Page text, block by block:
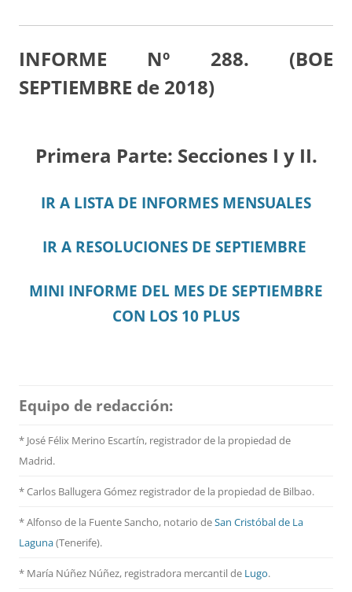
INFORME Nº 288. (BOE
SEPTIEMBRE de 2018)
Primera Parte: Secciones I y II.
IR A LISTA DE INFORMES MENSUALES
IR A RESOLUCIONES DE SEPTIEMBRE
MINI INFORME DEL MES DE SEPTIEMBRE
CON LOS 10 PLUS
Equipo de redacción:
* José Félix Merino Escartín, registrador de la propiedad de
Madrid.
* Carlos Ballugera Gómez registrador de la propiedad de Bilbao.
* Alfonso de la Fuente Sancho, notario deSan Cristóbal de La
Laguna(Tenerife).
* María Núñez Núñez, registradora mercantil de Lugo.